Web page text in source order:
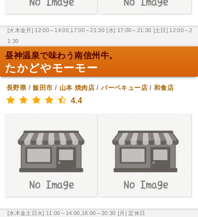
[火木金月] 12:00～14:00,17:00～21:30 [水] 17:00～21:30 [土日] 12:00～2
1:30
昼神温泉で味わう南信州牛。
たかどやモーモー
長野県/飯田市 / 山本 焼肉店 /バーベキュー店/和食店
4.4
[水木金土日火] 11:00～14:00,18:00～20:30 [月] 定休日